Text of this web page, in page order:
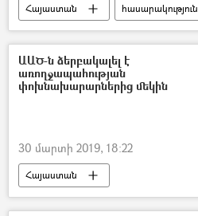
Հայաստան հասարակություն
ԱԱԾ-ն ձերբակալել է
առողջապահության
փոխնախարարներից մեկին
30 մարտի 2019, 18:22
Հայաստան